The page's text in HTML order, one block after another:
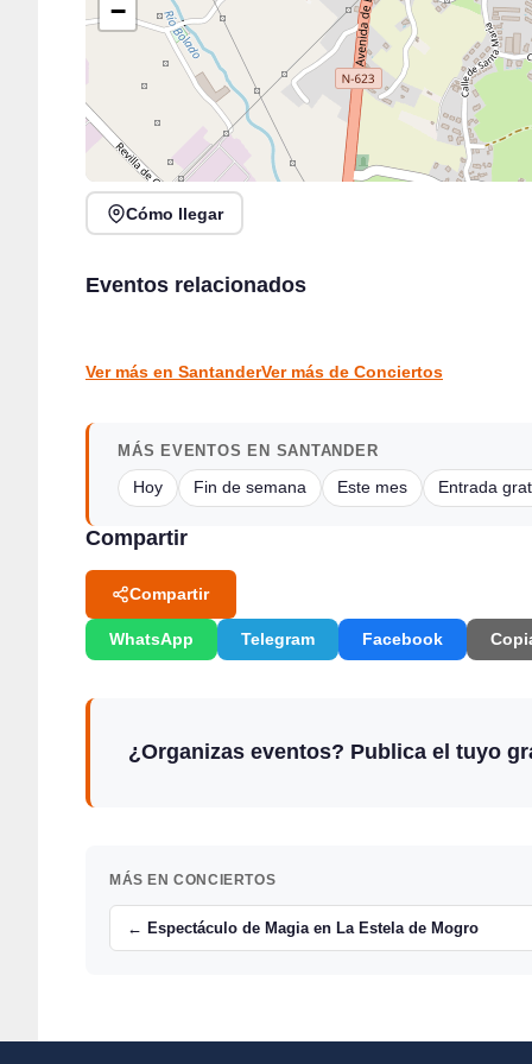
−
Cómo llegar
Eventos relacionados
Jack Moore Band en directo en Sarón
Sarón
Álvaro Piedra
Ver más en SantanderVer más de Conciertos
MÁS EVENTOS EN SANTANDER
Hoy Fin de semana Este mes Entrada
Compartir
Compartir
WhatsApp Telegram Facebook
¿Organizas eventos? Publica el tuyo
MÁS EN CONCIERTOS
← Espectáculo de Magia en La Estela de Mogro